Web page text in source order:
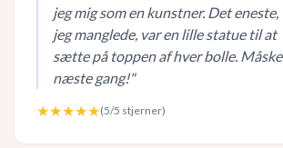
jeg mig som en kunstner. Det eneste,
jeg manglede, var en lille statue til at
sætte på toppen af hver bolle. Måske
næste gang!"
★★★★★(5/5 stjerner)